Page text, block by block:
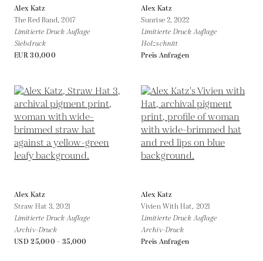
Alex Katz
The Red Band,2017
Limitierte Druck Auflage
Siebdruck
EUR 30,000
Alex Katz
Sunrise 2,2022
Limitierte Druck Auflage
Holzschnitt
Preis Anfragen
Alex Katz
Straw Hat 3,2021
Limitierte Druck Auflage
Archiv-Druck
USD 25,000 - 35,000
Alex Katz
Vivien With Hat, 2021
Limitierte Druck Auflage
Archiv-Druck
Preis Anfragen